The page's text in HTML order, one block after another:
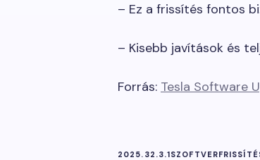
– Ez a frissítés fontos
– Kisebb javítások és
Forrás: Tesla Software
2025.32.3.1